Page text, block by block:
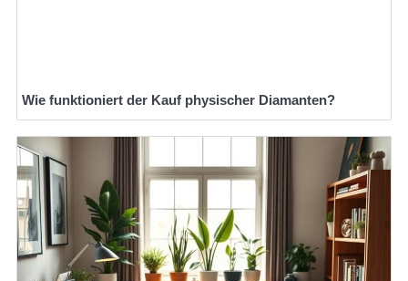
Wie funktioniert der Kauf physischer Diamanten?